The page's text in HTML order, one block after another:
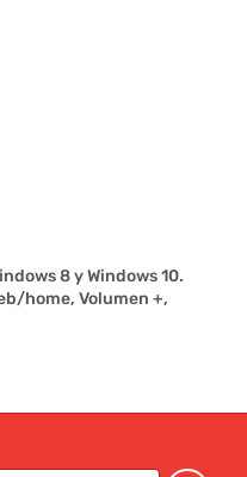
8 y Windows 10.
home, Volumen +,